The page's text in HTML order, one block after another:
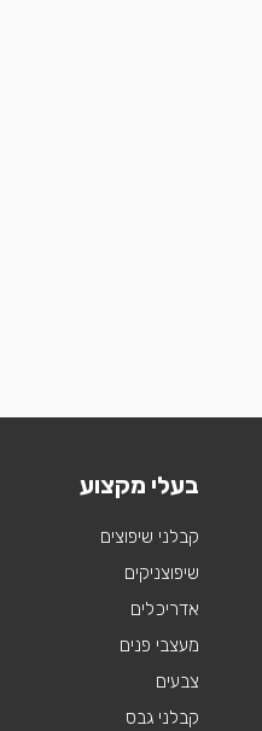
בעלי מקצוע
קבלני שיפוצים
שיפוצניקים
אדריכלים
מעצבי פנים
צבעים
קבלני גבס